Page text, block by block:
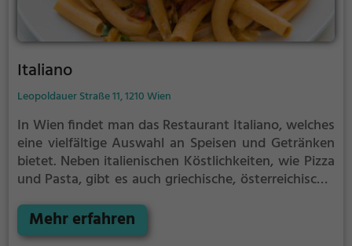
Italiano
Leopoldauer Straße 11, 1210 Wien
In Wien findet man das Restaurant Italiano, welches
eine vielfältige Auswahl an Speisen und Getränken
bietet. Neben italienischen Köstlichkeiten, wie Pizza
und Pasta, gibt es auch griechische, österreichische,
herzhaften Burgern bis hin zu vegetarischen und
mediterranen Spezialitäten ist für jeden Geschmack
Mehr erfahren